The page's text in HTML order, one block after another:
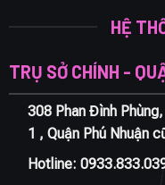
HỆ
TRỤ SỞ CHÍNH -
308 Phan Đình
1 , Quận Phú Nhuận
Hotline: